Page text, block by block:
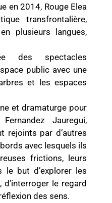
en 2014, Rouge Elea
transfrontalière,
plusieurs langues,
des spectacles
public avec une
et les espaces
et dramaturge pour
Jauregui,
rejoints par d’autres
avec lesquels ils
frictions, leurs
le but d’explorer les
le regard
des sens.